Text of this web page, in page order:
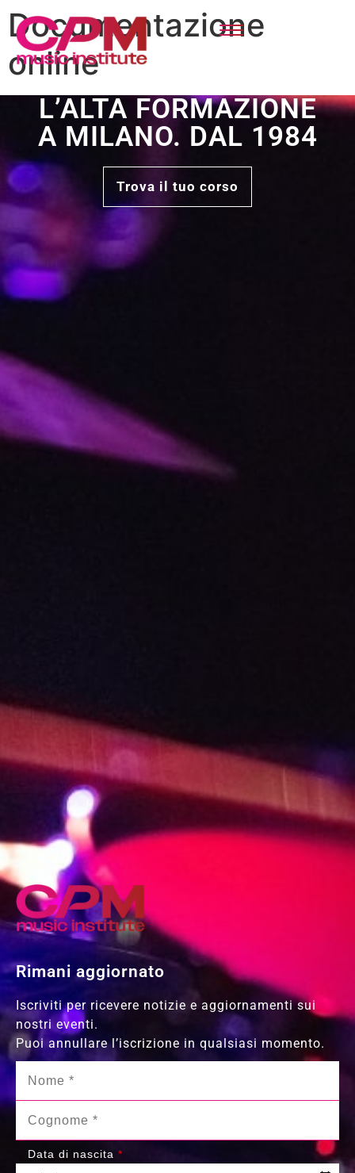
Documentazione
online
L’ALTA FORMAZIONE
A MILANO. DAL 1984
Trova il tuo corso
Rimani aggiornato
Iscriviti per ricevere notizie e aggiornamenti sui
nostri eventi.
Puoi annullare l’iscrizione in qualsiasi momento.
Data di nascita *